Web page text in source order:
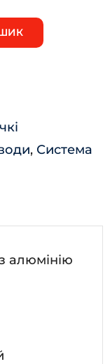
, Система
алюмінію